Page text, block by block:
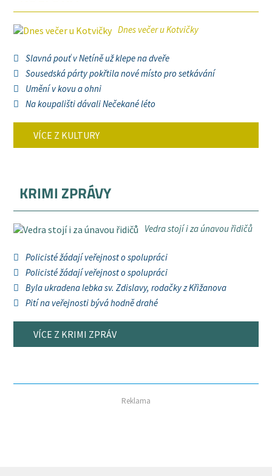
Dnes večer u Kotvičky
Slavná pouť v Netíně už klepe na dveře
Sousedská párty pokřtila nové místo pro setkávání
Umění v kovu a ohni
Na koupališti dávali Nečekané léto
VÍCE Z KULTURY
KRIMI ZPRÁVY
Vedra stojí i za únavou řidičů
Policisté žádají veřejnost o spolupráci
Policisté žádají veřejnost o spolupráci
Byla ukradena lebka sv. Zdislavy, rodačky z Křižanova
Pití na veřejnosti bývá hodně drahé
VÍCE Z KRIMI ZPRÁV
Reklama